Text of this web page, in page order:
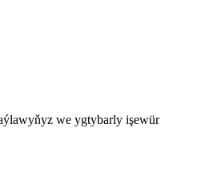
we ygtybarly işewür